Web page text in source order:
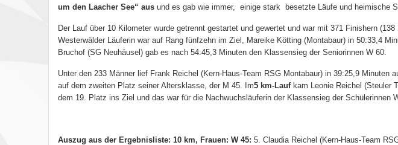
um den Laacher See“ aus und es gab wie immer, einige stark besetzte Läufe und heimische
Der Lauf über 10 Kilometer wurde getrennt gestartet und gewertet und war mit 371 Finishern
Westerwälder Läuferin war auf Rang fünfzehn im Ziel, Mareike Kötting (Montabaur) in 50:33,4
Bruchof (SG Neuhäusel) gab es nach 54:45,3 Minuten den Klassensieg der Seniorinnen W 60.
Unter den 233 Männer lief Frank Reichel (Kern-Haus-Team RSG Montabaur) in 39:25,9 Minuten
auf dem zweiten Platz seiner Altersklasse, der M 45. Im5 km-Lauf kam Leonie Reichel (Steuler
dem 19. Platz ins Ziel und das war für die Nachwuchsläuferin der Klassensieg der Schülerinnen
Auszug aus der Ergebnisliste: 10 km, Frauen: W 45: 5. Claudia Reichel (Kern-Haus-Team